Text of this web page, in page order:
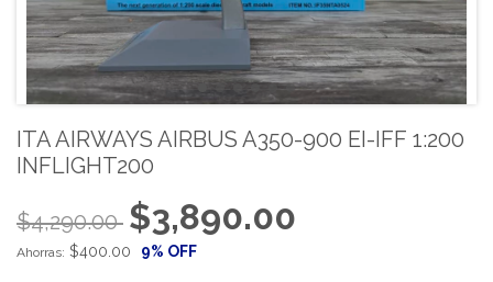
ITA AIRWAYS AIRBUS A350-900 EI-IFF 1:200
INFLIGHT200
$4,290.00 $3,890.00
Ahorras: $400.00 9% OFF